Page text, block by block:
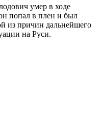
умер в ходе
попал в плен и был
из причин дальнейшего
на Руси.